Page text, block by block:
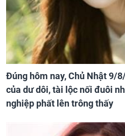
Đúng hôm nay, Chủ Nhật 9/
của dư dôi, tài lộc nối đuôi
nghiệp phất lên trông thấy